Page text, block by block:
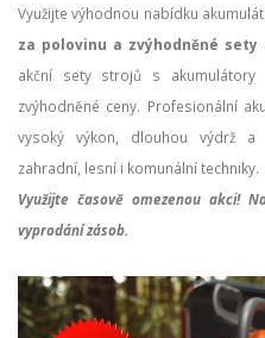
Využijte výhodnou nabídku
za polovinu a zvýhodněné sety
akční sety strojů s
zvýhodněné ceny. Profesionální
vysoký výkon, dlouhou výdrž
zahradní, lesní i komunální techniky.
Využijte časově omezenou akci!
vyprodání zásob.